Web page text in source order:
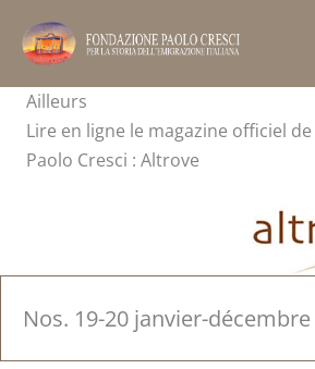
contenu
Ailleurs
Lire en ligne le magazine officiel
Paolo Cresci : Altrove
Nos. 19-20 janvier-